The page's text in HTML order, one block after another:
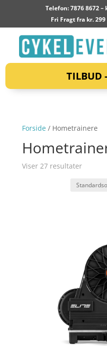
Telefon: 7876 8672 –
Fri Fragt fra kr.
TILBUD
Forside/ Hometrainere
Viser 27 resultater